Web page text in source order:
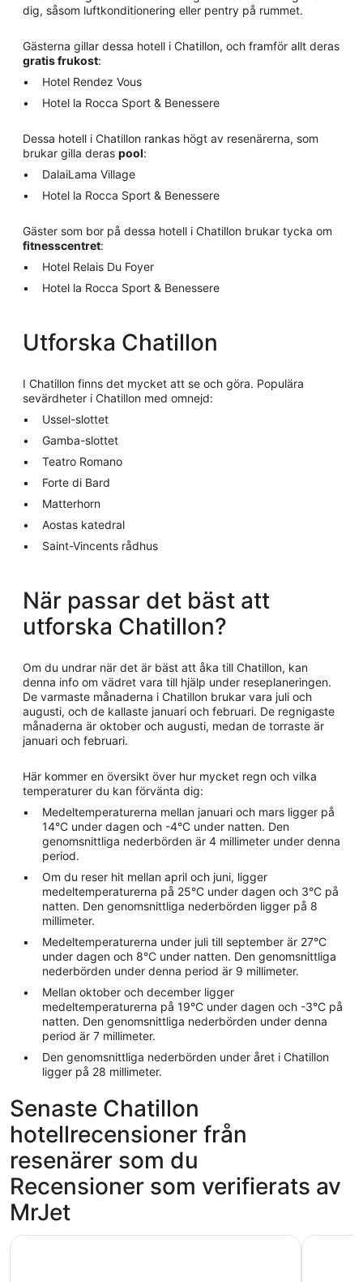
dig, såsom luftkonditionering eller pentry på rummet.
Gästerna gillar dessa hotell i Chatillon, och framför allt deras
gratis frukost:
Hotel Rendez Vous
Hotel la Rocca Sport & Benessere
Dessa hotell i Chatillon rankas högt av resenärerna, som
brukar gilla deras pool:
DalaiLama Village
Hotel la Rocca Sport & Benessere
Gäster som bor på dessa hotell i Chatillon brukar tycka om
fitnesscentret:
Hotel Relais Du Foyer
Hotel la Rocca Sport & Benessere
Utforska Chatillon
I Chatillon finns det mycket att se och göra. Populära
sevärdheter i Chatillon med omnejd:
Ussel-slottet
Gamba-slottet
Teatro Romano
Forte di Bard
Matterhorn
Aostas katedral
Saint-Vincents rådhus
När passar det bäst att
utforska Chatillon?
Om du undrar när det är bäst att åka till Chatillon, kan
denna info om vädret vara till hjälp under reseplaneringen.
De varmaste månaderna i Chatillon brukar vara juli och
augusti, och de kallaste januari och februari. De regnigaste
månaderna är oktober och augusti, medan de torraste är
januari och februari.
Här kommer en översikt över hur mycket regn och vilka
temperaturer du kan förvänta dig:
Medeltemperaturerna mellan januari och mars ligger på
14°C under dagen och -4°C under natten. Den
genomsnittliga nederbörden är 4 millimeter under denna
period.
Om du reser hit mellan april och juni, ligger
medeltemperaturerna på 25°C under dagen och 3°C på
natten. Den genomsnittliga nederbörden ligger på 8
millimeter.
Medeltemperaturerna under juli till september är 27°C
under dagen och 8°C under natten. Den genomsnittliga
nederbörden under denna period är 9 millimeter.
Mellan oktober och december ligger
medeltemperaturerna på 19°C under dagen och -3°C på
natten. Den genomsnittliga nederbörden under denna
period är 7 millimeter.
Den genomsnittliga nederbörden under året i Chatillon
ligger på 28 millimeter.
Senaste Chatillon
hotellrecensioner från
resenärer som du
Recensioner som verifierats av
MrJet
SCHLOSS Zermatt - CBD & Adaptogenic Spa and Sport
Hotel